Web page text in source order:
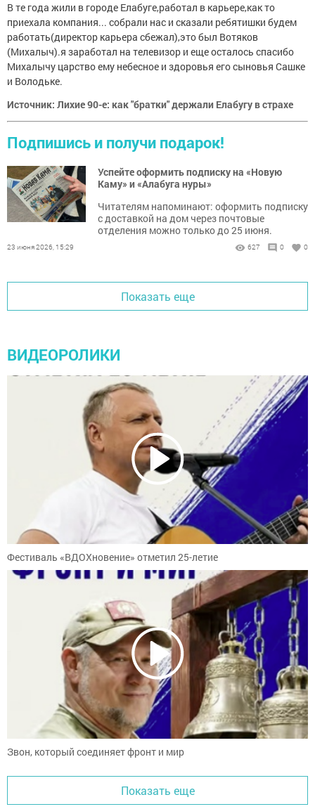
В те года жили в городе Елабуге,работал в карьере,как то
приехала компания... собрали нас и сказали ребятишки будем
работать(директор карьера сбежал),это был Вотяков
(Михалыч).я заработал на телевизор и еще осталось спасибо
Михалычу царство ему небесное и здоровья его сыновья Сашке
и Володьке.
Источник: Лихие 90-е: как "братки" держали Елабугу в страхе
Подпишись и получи подарок!
Успейте оформить подписку на «Новую
Каму» и «Алабуга нуры»
Читателям напоминают: оформить подписку
с доставкой на дом через почтовые
отделения можно только до 25 июня.
23 июня 2026, 15:29 627 0 0
Показать еще
ВИДЕОРОЛИКИ
Фестиваль «ВДОХновение» отметил 25-летие
Звон, который соединяет фронт и мир
Показать еще